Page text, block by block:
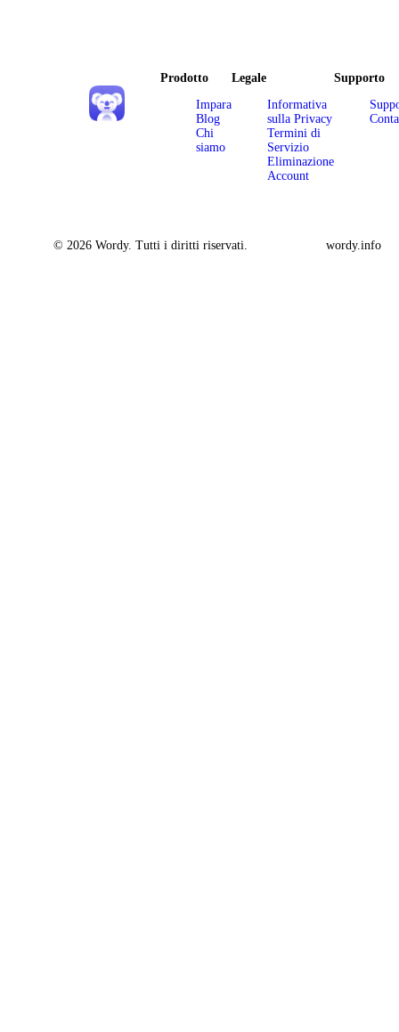
Prodotto
Impara
Blog
Chi
siamo
Legale
Informativa
sulla Privacy
Termini di
Servizio
Eliminazione
Account
Supporto
© 2026 Wordy. Tutti i diritti riservati. wordy.info